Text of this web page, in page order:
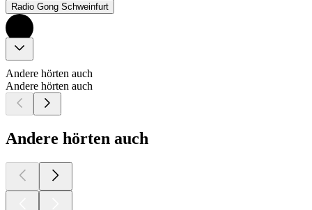
Radio Gong Schweinfurt
Andere hörten auch
Andere hörten auch
Andere hörten auch